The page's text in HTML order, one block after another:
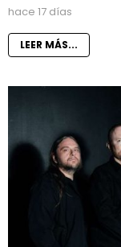
hace 17 días
LEER MÁS...